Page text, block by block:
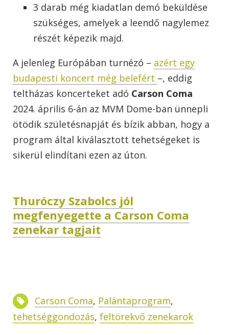
3 darab még kiadatlan demó beküldése
szükséges, amelyek a leendő nagylemez
részét képezik majd.
A jelenleg Európában turnézó – azért egy
budapesti koncert még belefért –, eddig
teltházas koncerteket adó Carson Coma
2024. április 6-án az MVM Dome-ban ünnepli
ötödik születésnapját és bízik abban, hogy a
program által kiválasztott tehetségeket is
sikerül elindítani ezen az úton.
Thuróczy Szabolcs jól
megfenyegette a Carson Coma
zenekar tagjait
Carson Coma, Palántaprogram,
tehetséggondozás, feltörekvő zenekarok